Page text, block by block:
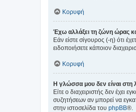
Κορυφή
Έχω αλλάξει τη ζώνη ώρας
Εάν είστε σίγουρος (-η) ότι
ειδοποιήσετε κάποιον
Κορυφή
Η γλώσσα μου δεν είναι στη
Είτε ο διαχειριστής δεν
συζητήσεων αν μπορεί να
στην ιστοσελίδα του phpBB®.